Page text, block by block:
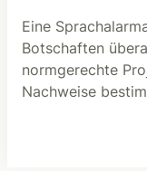
Eine
Botschaften
normgerechte
Nachweise